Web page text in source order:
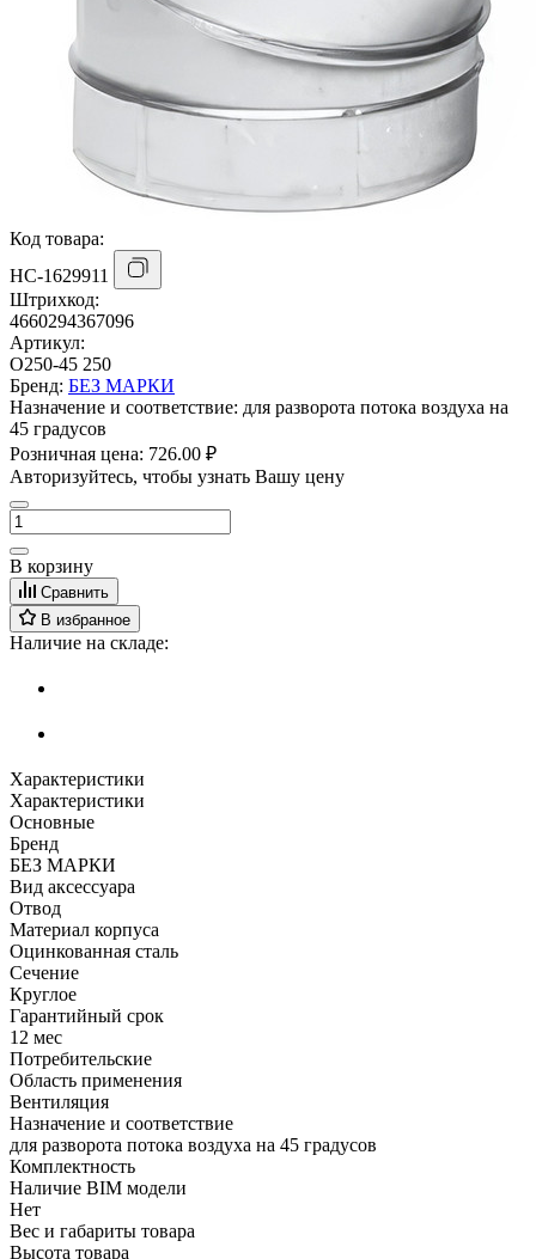
Код товара:
НС-1629911
Штрихкод:
4660294367096
Артикул:
О250-45 250
Бренд: БЕЗ МАРКИ
Назначение и соответствие: для разворота потока воздуха на
45 градусов
Розничная цена: 726.00 ₽
Авторизуйтесь, чтобы узнать Вашу цену
В корзину
Сравнить
В избранное
Наличие на складе:
Характеристики
Характеристики
Основные
Бренд
БЕЗ МАРКИ
Вид аксессуара
Отвод
Материал корпуса
Оцинкованная сталь
Сечение
Круглое
Гарантийный срок
12 мес
Потребительские
Область применения
Вентиляция
Назначение и соответствие
для разворота потока воздуха на 45 градусов
Комплектность
Наличие BIM модели
Нет
Вес и габариты товара
Высота товара